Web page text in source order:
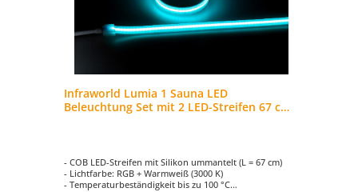
Infraworld Lumia 1 Sauna LED
Beleuchtung Set mit 2 LED-Streifen 67 cm -
- COB LED-Streifen mit Silikon ummantelt (L = 67 cm)
- Lichtfarbe: RGB + Warmweiß (3000 K)
- Temperaturbeständigkeit bis zu 100 °C